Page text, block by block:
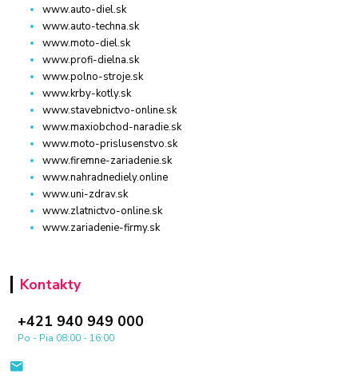
www.auto-diel.sk
www.auto-techna.sk
www.moto-diel.sk
www.profi-dielna.sk
www.polno-stroje.sk
www.krby-kotly.sk
www.stavebnictvo-online.sk
www.maxiobchod-naradie.sk
www.moto-prislusenstvo.sk
www.firemne-zariadenie.sk
www.nahradnediely.online
www.uni-zdrav.sk
www.zlatnictvo-online.sk
www.zariadenie-firmy.sk
Kontakty
+421 940 949 000
Po - Pia 08:00 - 16:00